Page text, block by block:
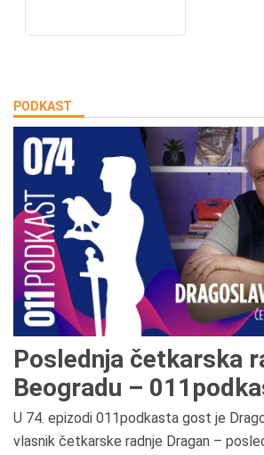
PODKAST
Poslednja četkarska
Beogradu –
U 74. epizodi 011podkasta gost je
vlasnik četkarske radnje Dragan –